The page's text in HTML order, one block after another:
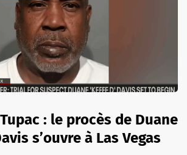
: le procès de Duane
s’ouvre à Las Vegas